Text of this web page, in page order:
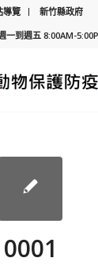
導覽
新竹縣政府
一到週五 8:00AM-
0001